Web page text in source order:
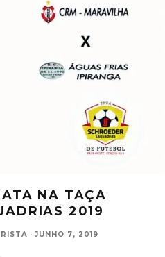
NA TAÇA
2019
· JUNHO 7, 2019